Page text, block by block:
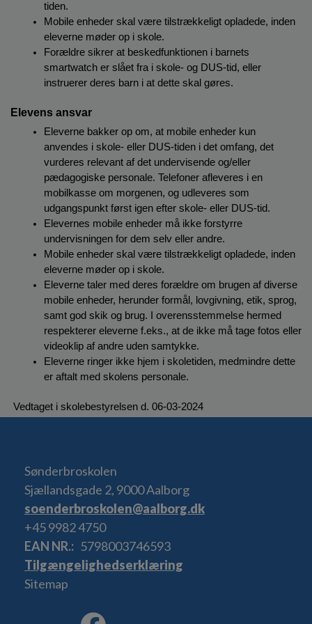
tiden.
Mobile enheder skal være tilstrækkeligt opladede, inden
eleverne møder op i skole.
Forældre sikrer at beskedfunktionen i barnets
smartwatch er slået fra i skole- og DUS-tid, eller
instruerer deres barn i at dette skal gøres.
Elevens ansvar
Eleverne bakker op om, at mobile enheder kun
anvendes i skole- eller DUS-tiden i det omfang, det
vurderes relevant af det undervisende og/eller
pædagogiske personale. Telefoner afleveres i en
mobilkasse om morgenen, og udleveres som
udgangspunkt først igen efter skole- eller DUS-tid.
Elevernes mobile enheder må ikke forstyrre
undervisningen for dem selv eller andre.
Mobile enheder skal være tilstrækkeligt opladede, inden
eleverne møder op i skole.
Eleverne taler med deres forældre om brugen af diverse
mobile enheder, herunder formål, lovgivning, etik, sprog,
samt god skik og brug. I overensstemmelse hermed
respekterer eleverne f.eks., at de ikke må tage fotos eller
videoklip af andre uden samtykke.
Eleverne ringer ikke hjem i skoletiden, medmindre dette
er aftalt med skolens personale.
Vedtaget i skolebestyrelsen d. 06-03-2024
Sønderbroskolen
Sjællandsgade 2, 9000 Aalborg
soenderbroskolen@aalborg.dk
+45 9982 4750
EAN NR.
5798003746593
Tilgængelighedserklæring
Sitemap